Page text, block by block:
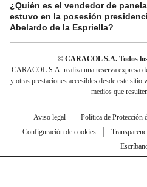
¿Quién es el vendedor de
estuvo en la posesión
Abelardo de la Espriella?
© CARACOL S.A. Todos
CARACOL S.A. realiza una reserva expresa
y otras prestaciones accesibles desde este sitio
medios que
Aviso legal Política de Protección
Configuración de cookies